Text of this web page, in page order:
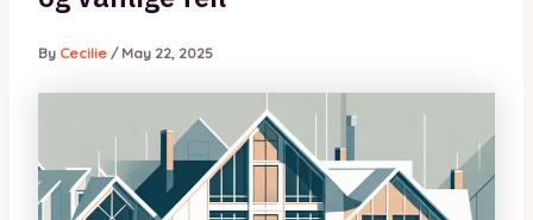
By Cecilie / May 22, 2025